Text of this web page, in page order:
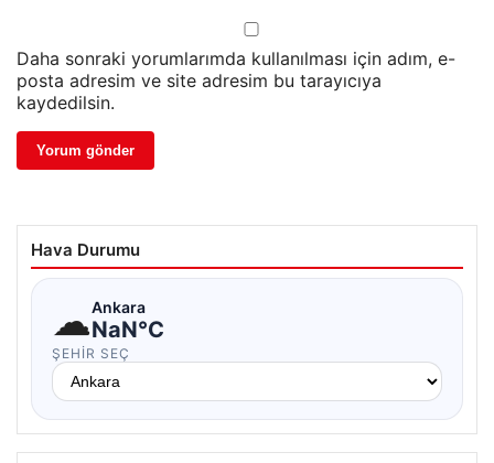
Daha sonraki yorumlarımda kullanılması için adım, e-
posta adresim ve site adresim bu tarayıcıya
kaydedilsin.
Hava Durumu
☁Ankara
NaN°C
ŞEHIR SEÇ